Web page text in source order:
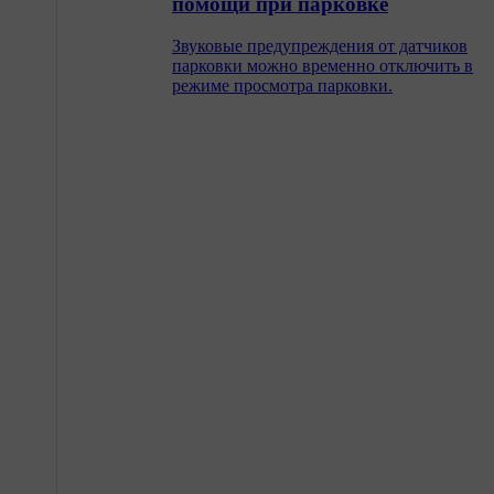
Звуковые предупреждения от датчиков
парковки можно временно отключить в
режиме просмотра парковки.